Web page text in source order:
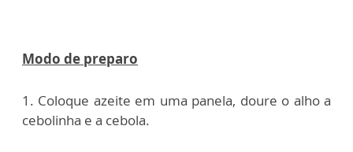
Modo de preparo
1. Coloque azeite em uma panela, doure o alho a
cebolinha e a cebola.